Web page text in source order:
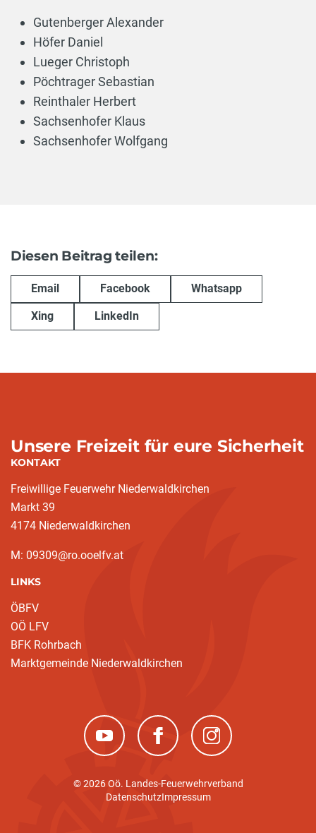
Gutenberger Alexander
Höfer Daniel
Lueger Christoph
Pöchtrager Sebastian
Reinthaler Herbert
Sachsenhofer Klaus
Sachsenhofer Wolfgang
Diesen Beitrag teilen:
Email Facebook Whatsapp
Xing LinkedIn
Unsere Freizeit für eure Sicherheit
KONTAKT
Freiwillige Feuerwehr Niederwaldkirchen
Markt 39
4174 Niederwaldkirchen
M: 09309@ro.ooelfv.at
LINKS
ÖBFV
OÖ LFV
BFK Rohrbach
Marktgemeinde Niederwaldkirchen
(neues Fenster)(neues Fenster)(neues Fenster)
© 2026 Oö. Landes-Feuerwehrverband
DatenschutzImpressum